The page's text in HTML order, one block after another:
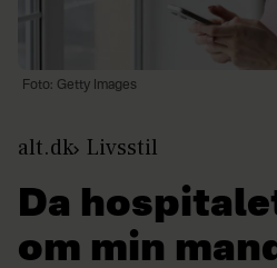
Foto: Getty Images
alt.dk Livsstil
Da
om min